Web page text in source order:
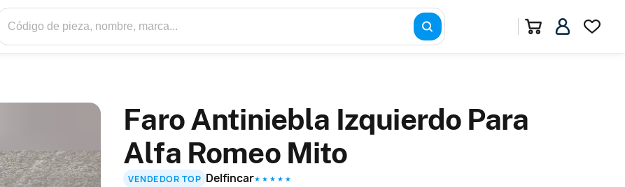
Faro Antiniebla Izquierdo Para
Alfa Romeo Mito
VENDEDOR TOP Delfincar★ ★ ★ ★ ★